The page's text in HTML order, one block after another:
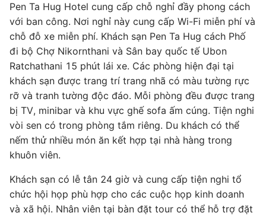
Pen Ta Hug Hotel cung cấp chỗ nghỉ đầy phong cách
với ban công. Nơi nghỉ này cung cấp Wi-Fi miễn phí và
chỗ đỗ xe miễn phí. Khách sạn Pen Ta Hug cách Phố
đi bộ Chợ Nikornthani và Sân bay quốc tế Ubon
Ratchathani 15 phút lái xe. Các phòng hiện đại tại
khách sạn được trang trí trang nhã có màu tường rực
rỡ và tranh tường độc đáo. Mỗi phòng đều được trang
bị TV, minibar và khu vực ghế sofa ấm cúng. Tiện nghi
vòi sen có trong phòng tắm riêng. Du khách có thể
nếm thử nhiều món ăn kết hợp tại nhà hàng trong
khuôn viên.
Khách sạn có lễ tân 24 giờ và cung cấp tiện nghi tổ
chức hội họp phù hợp cho các cuộc họp kinh doanh
và xã hội. Nhân viên tại bàn đặt tour có thể hỗ trợ đặt